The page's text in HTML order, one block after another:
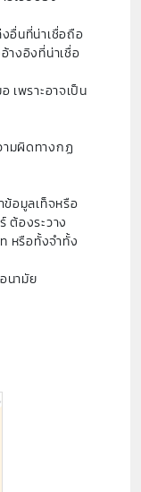
อื่นที่น่าเชื่อถือ
างอิงที่น่าเชื่อ
เพราะอาจเป็น
ามผิดทางกฏ
ข้อมูลเท็จหรือ
ต้องระวาง
หรือทั้งจำทั้ง
นามัย